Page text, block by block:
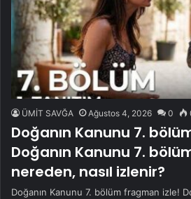
ÜMİT SAVĞA Ağustos 4, 2026 0
Doğanın Kanunu 7.
Doğanın Kanunu 7.
nereden, nasıl izlenir?
Doğanın Kanunu 7. bölüm fragman izle!